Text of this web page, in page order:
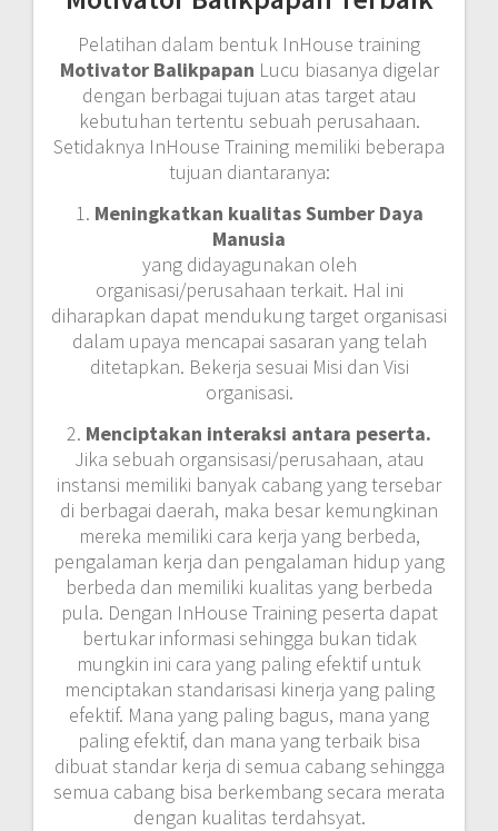
Pelatihan dalam bentuk InHouse training
Motivator Balikpapan Lucu biasanya digelar
dengan berbagai tujuan atas target atau
kebutuhan tertentu sebuah perusahaan.
Setidaknya InHouse Training memiliki beberapa
tujuan diantaranya:
1. Meningkatkan kualitas Sumber Daya
Manusia
yang didayagunakan oleh
organisasi/perusahaan terkait. Hal ini
diharapkan dapat mendukung target organisasi
dalam upaya mencapai sasaran yang telah
ditetapkan. Bekerja sesuai Misi dan Visi
organisasi.
2. Menciptakan interaksi antara peserta.
Jika sebuah organsisasi/perusahaan, atau
instansi memiliki banyak cabang yang tersebar
di berbagai daerah, maka besar kemungkinan
mereka memiliki cara kerja yang berbeda,
pengalaman kerja dan pengalaman hidup yang
berbeda dan memiliki kualitas yang berbeda
pula. Dengan InHouse Training peserta dapat
bertukar informasi sehingga bukan tidak
mungkin ini cara yang paling efektif untuk
menciptakan standarisasi kinerja yang paling
efektif. Mana yang paling bagus, mana yang
paling efektif, dan mana yang terbaik bisa
dibuat standar kerja di semua cabang sehingga
semua cabang bisa berkembang secara merata
dengan kualitas terdahsyat.